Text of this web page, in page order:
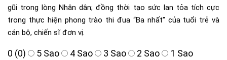
gũi trong lòng Nhân dân; đồng thời tạo sức lan tỏa tích cực
trong thực hiện phong trào thi đua “Ba nhất” của tuổi trẻ và
cán bộ, chiến sĩ đơn vị.
0 (0) 5 Sao 4 Sao 3 Sao 2 Sao 1 Sao